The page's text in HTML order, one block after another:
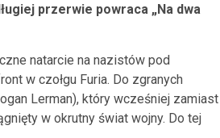
przerwie powraca „Na dwa
natarcie na nazistów pod
w czołgu Furia. Do zgranych
Lerman), który wcześniej zamiast
w okrutny świat wojny. Do tej